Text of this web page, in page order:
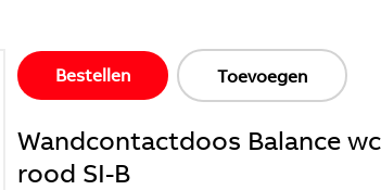
Bestellen Toevoegen
Wandcontactdoos Balance
rood SI-B